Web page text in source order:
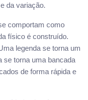
da variação.
comportam como
físico é construído.
legenda se torna um
se torna uma bancada
de forma rápida e